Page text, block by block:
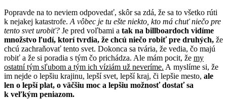
Popravde na to neviem odpovedať, skôr sa zdá, že sa to všetko rúti
k nejakej katastrofe. A vôbec je tu ešte niekto, kto má chuť niečo pre
tento svet urobiť? Je pred voľbami a tak na billboardoch vidíme
množstvo ľudí, ktorí tvrdia, že chcú niečo robiť pre druhých, že
chcú zachraňovať tento svet. Dokonca sa tvária, že vedia, čo majú
robiť a že si poradia s tým čo prichádza. Ale mám pocit, že my
ostatní tým sľubom a tým ich víziám už neveríme. A myslíme si, že
im nejde o lepšiu krajinu, lepší svet, lepší kraj, či lepšie mesto, ale
len o lepší plat, o väčšiu moc a lepšiu možnosť dostať sa
k veľkým peniazom.